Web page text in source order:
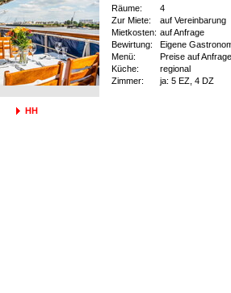
HH
Räume:
4
Zur Miete:
auf Vereinbarung
Mietkosten: auf Anfrage
Bewirtung:
Eigene
Menü:
Preise auf Anfrage
Küche:
regional
Zimmer:
ja: 5 EZ , 4 DZ